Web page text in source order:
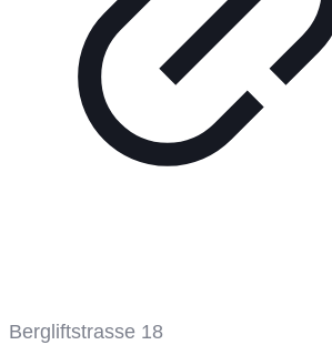
Bergliftstrasse 18